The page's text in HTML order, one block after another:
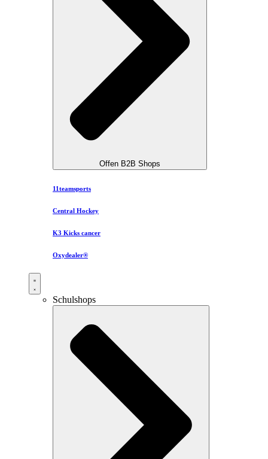
Offen B2B Shops
11teamsports
Central Hockey
K3 Kicks cancer
Oxydealer®
Schulshops